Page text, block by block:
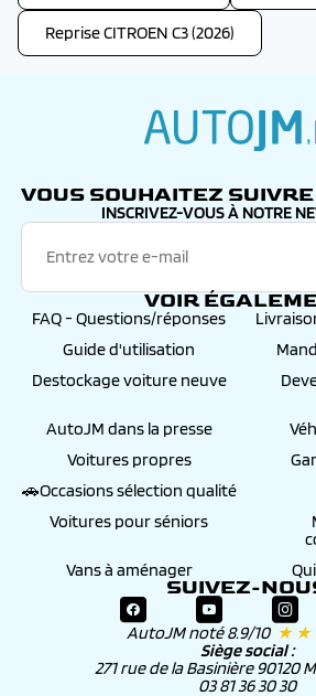
Reprise CITROEN C3 (2026)
VOUS SOUHAITEZ
INSCRIVEZ-VOUS À NOTRE
VOIR
FAQ - Questions/réponses
Guide d'utilisation
Destockage voiture neuve
AutoJM dans la presse
Voitures propres
🚗Occasions sélection qualité
Voitures pour séniors
Vans à aménager
SUIVEZ-
AutoJM noté 8.9/10 ★ ★
Siège social :
271 rue de la Basinière 90120
03 81 36 30 30